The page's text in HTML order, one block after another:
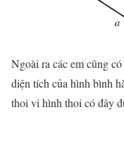
Ngoài ra các em cũng
diện tích của hình bình
thoi vi hình thoi có đây